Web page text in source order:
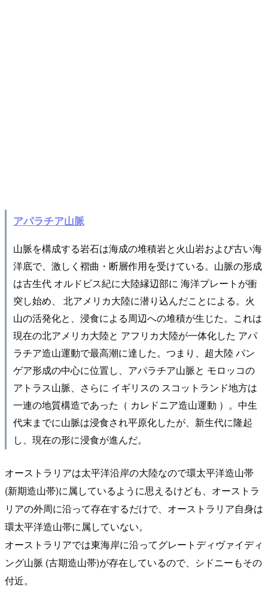
アパラチア山脈
山脈を構成する岩石は海成の堆積岩と火山岩および古い海
洋底で、激しく褶曲・断層作用を受けている。山脈の形成
は古生代 オルドビス紀に大陸縁辺部に 海洋プレートが衝
突し始め、 北アメリカ大陸に潜り込んだことによる。火
山の活発化と、浸食による周辺への堆積が生じた。これは
現在の北アメリカ大陸と アフリカ大陸が一体化した アパ
ラチア造山運動で最高潮に達した。つまり、超大陸 パン
ゲア形成の中心に位置し、アパラチア山脈と モロッコの
アトラス山脈、さらに イギリスの スコットランド地方は
一連の地質構造であった（ カレドニア造山運動 ）。中生
代末までに山脈は浸食され平原化したが、新生代に隆起
し、現在の形に浸食が進んだ。
オーストラリアは太平洋沿岸の大陸なので環太平洋造山帯
(新期造山帯)に属しているように思えるけども、オーストラ
リアの外周に沿って存在するだけで、オーストラリア自身は
環太平洋造山帯に属していない。
オーストラリアでは東海岸に沿ってグレートディヴァイディ
ング山脈 (古期造山帯)が存在しているので、シドニーもその
付近。